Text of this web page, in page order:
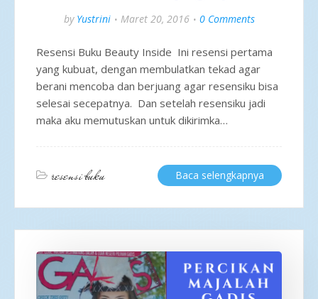
by Yustrini Maret 20, 2016 0 Comments
Resensi Buku Beauty Inside Ini resensi pertama
yang kubuat, dengan membulatkan tekad agar
berani mencoba dan berjuang agar resensiku bisa
selesai secepatnya. Dan setelah resensiku jadi
maka aku memutuskan untuk dikirimka…
resensi buku Baca selengkapnya